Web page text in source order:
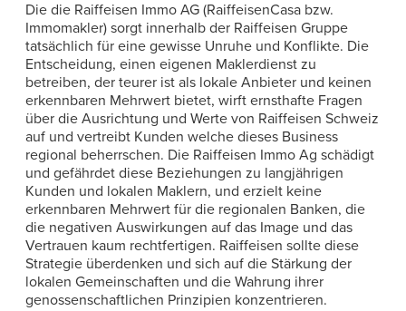
Die die Raiffeisen Immo AG (RaiffeisenCasa bzw.
Immomakler) sorgt innerhalb der Raiffeisen Gruppe
tatsächlich für eine gewisse Unruhe und Konflikte. Die
Entscheidung, einen eigenen Maklerdienst zu
betreiben, der teurer ist als lokale Anbieter und keinen
erkennbaren Mehrwert bietet, wirft ernsthafte Fragen
über die Ausrichtung und Werte von Raiffeisen Schweiz
auf und vertreibt Kunden welche dieses Business
regional beherrschen. Die Raiffeisen Immo Ag schädigt
und gefährdet diese Beziehungen zu langjährigen
Kunden und lokalen Maklern, und erzielt keine
erkennbaren Mehrwert für die regionalen Banken, die
die negativen Auswirkungen auf das Image und das
Vertrauen kaum rechtfertigen. Raiffeisen sollte diese
Strategie überdenken und sich auf die Stärkung der
lokalen Gemeinschaften und die Wahrung ihrer
genossenschaftlichen Prinzipien konzentrieren.